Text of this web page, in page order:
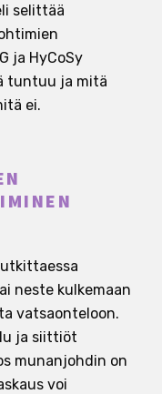
selittää
ja HyCoSy
tuntuu ja mitä
ei.
neste kulkemaan
vatsaonteloon.
ja siittiöt
munanjohdin on
voi